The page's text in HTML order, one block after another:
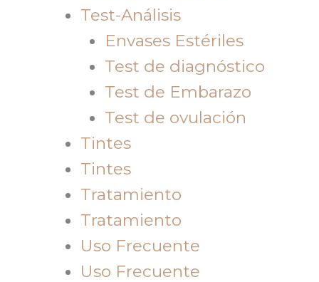
Test-Análisis
Envases Estériles
Test de diagnóstico
Test de Embarazo
Test de ovulación
Tintes
Tintes
Tratamiento
Tratamiento
Uso Frecuente
Uso Frecuente